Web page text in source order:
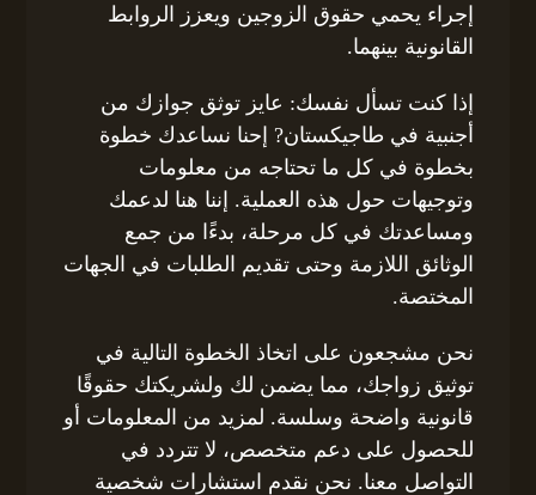
إجراء يحمي حقوق الزوجين ويعزز الروابط
القانونية بينهما.
إذا كنت تسأل نفسك: عايز توثق جوازك من
أجنبية في طاجيكستان? إحنا نساعدك خطوة
بخطوة في كل ما تحتاجه من معلومات
وتوجيهات حول هذه العملية. إننا هنا لدعمك
ومساعدتك في كل مرحلة، بدءًا من جمع
الوثائق اللازمة وحتى تقديم الطلبات في الجهات
المختصة.
نحن مشجعون على اتخاذ الخطوة التالية في
توثيق زواجك، مما يضمن لك ولشريكتك حقوقًا
قانونية واضحة وسلسة. لمزيد من المعلومات أو
للحصول على دعم متخصص، لا تتردد في
التواصل معنا. نحن نقدم استشارات شخصية